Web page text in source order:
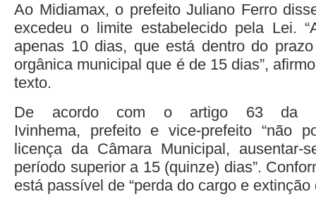
Ao Midiamax, o prefeito Juliano Ferro
excedeu o limite estabelecido pela Lei.
apenas 10 dias, que está dentro do
orgânica municipal que é de 15 dias”,
texto.
De acordo com o artigo 63 da
Ivinhema, prefeito e vice-prefeito “não
licença da Câmara Municipal, ausentar-
período superior a 15 (quinze) dias”.
está passível de “perda do cargo e extinção